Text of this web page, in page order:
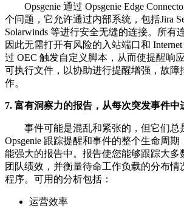
Opsgenie 通过 Opsgenie Edge
个问题，它允许通过内部系统，包括Jira
Solarwinds 等进行安全无缝的连接。所有
因此无需打开有风险的入站端口和
过 OEC 触发自定义脚本，从而使提醒响
可执行文件，以协助进行提醒增强，故障
作。
7. 富有洞察力的报告，从每次突发事件中
事件可能是混乱和紧张的，但它们总
Opsgenie 跟踪提醒和事件的整个生命周
能强大的报告中。报告使您能够跟踪大多
团队绩效，并衡量待命工作负载的分布情
程序。可用的分析包括：
运营效率